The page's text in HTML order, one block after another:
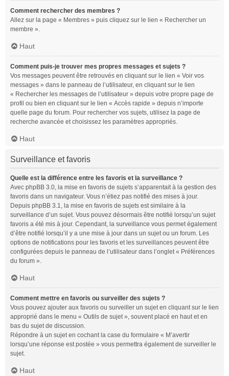
Comment rechercher des membres ?
Allez sur la page « Membres » puis cliquez sur le lien « Rechercher un
membre ».
Haut
Comment puis-je trouver mes propres messages et sujets ?
Vos messages peuvent être retrouvés en cliquant sur le lien « Voir vos
messages » dans le panneau de l’utilisateur, en cliquant sur le lien
« Rechercher les messages de l’utilisateur » depuis votre propre page de
profil ou bien en cliquant sur le lien « Accès rapide » depuis n’importe
quelle page du forum. Pour rechercher vos sujets, utilisez la page de
recherche avancée et choisissez les paramètres appropriés.
Haut
Surveillance et favoris
Quelle est la différence entre les favoris et la surveillance ?
Avec phpBB 3.0, la mise en favoris de sujets s’apparentait à la gestion des
favoris dans un navigateur. Vous n’étiez pas notifié des mises à jour.
Depuis phpBB 3.1, la mise en favoris de sujets est similaire à la
surveillance d’un sujet. Vous pouvez désormais être notifié lorsqu’un sujet
favoris a été mis à jour. Cependant, la surveillance vous permet également
d’être notifié lorsqu’il y a une mise à jour dans un sujet ou un forum. Les
options de notifications pour les favoris et les surveillances peuvent être
configurées depuis le panneau de l’utilisateur dans l’onglet « Préférences
du forum ».
Haut
Comment mettre en favoris ou surveiller des sujets ?
Vous pouvez ajouter aux favoris ou surveiller un sujet en cliquant sur le lien
approprié dans le menu « Outils de sujet », souvent placé en haut et en
bas du sujet de discussion.
Répondre à un sujet en cochant la case du formulaire « M’avertir
lorsqu’une réponse est postée » vous permettra également de surveiller le
sujet.
Haut